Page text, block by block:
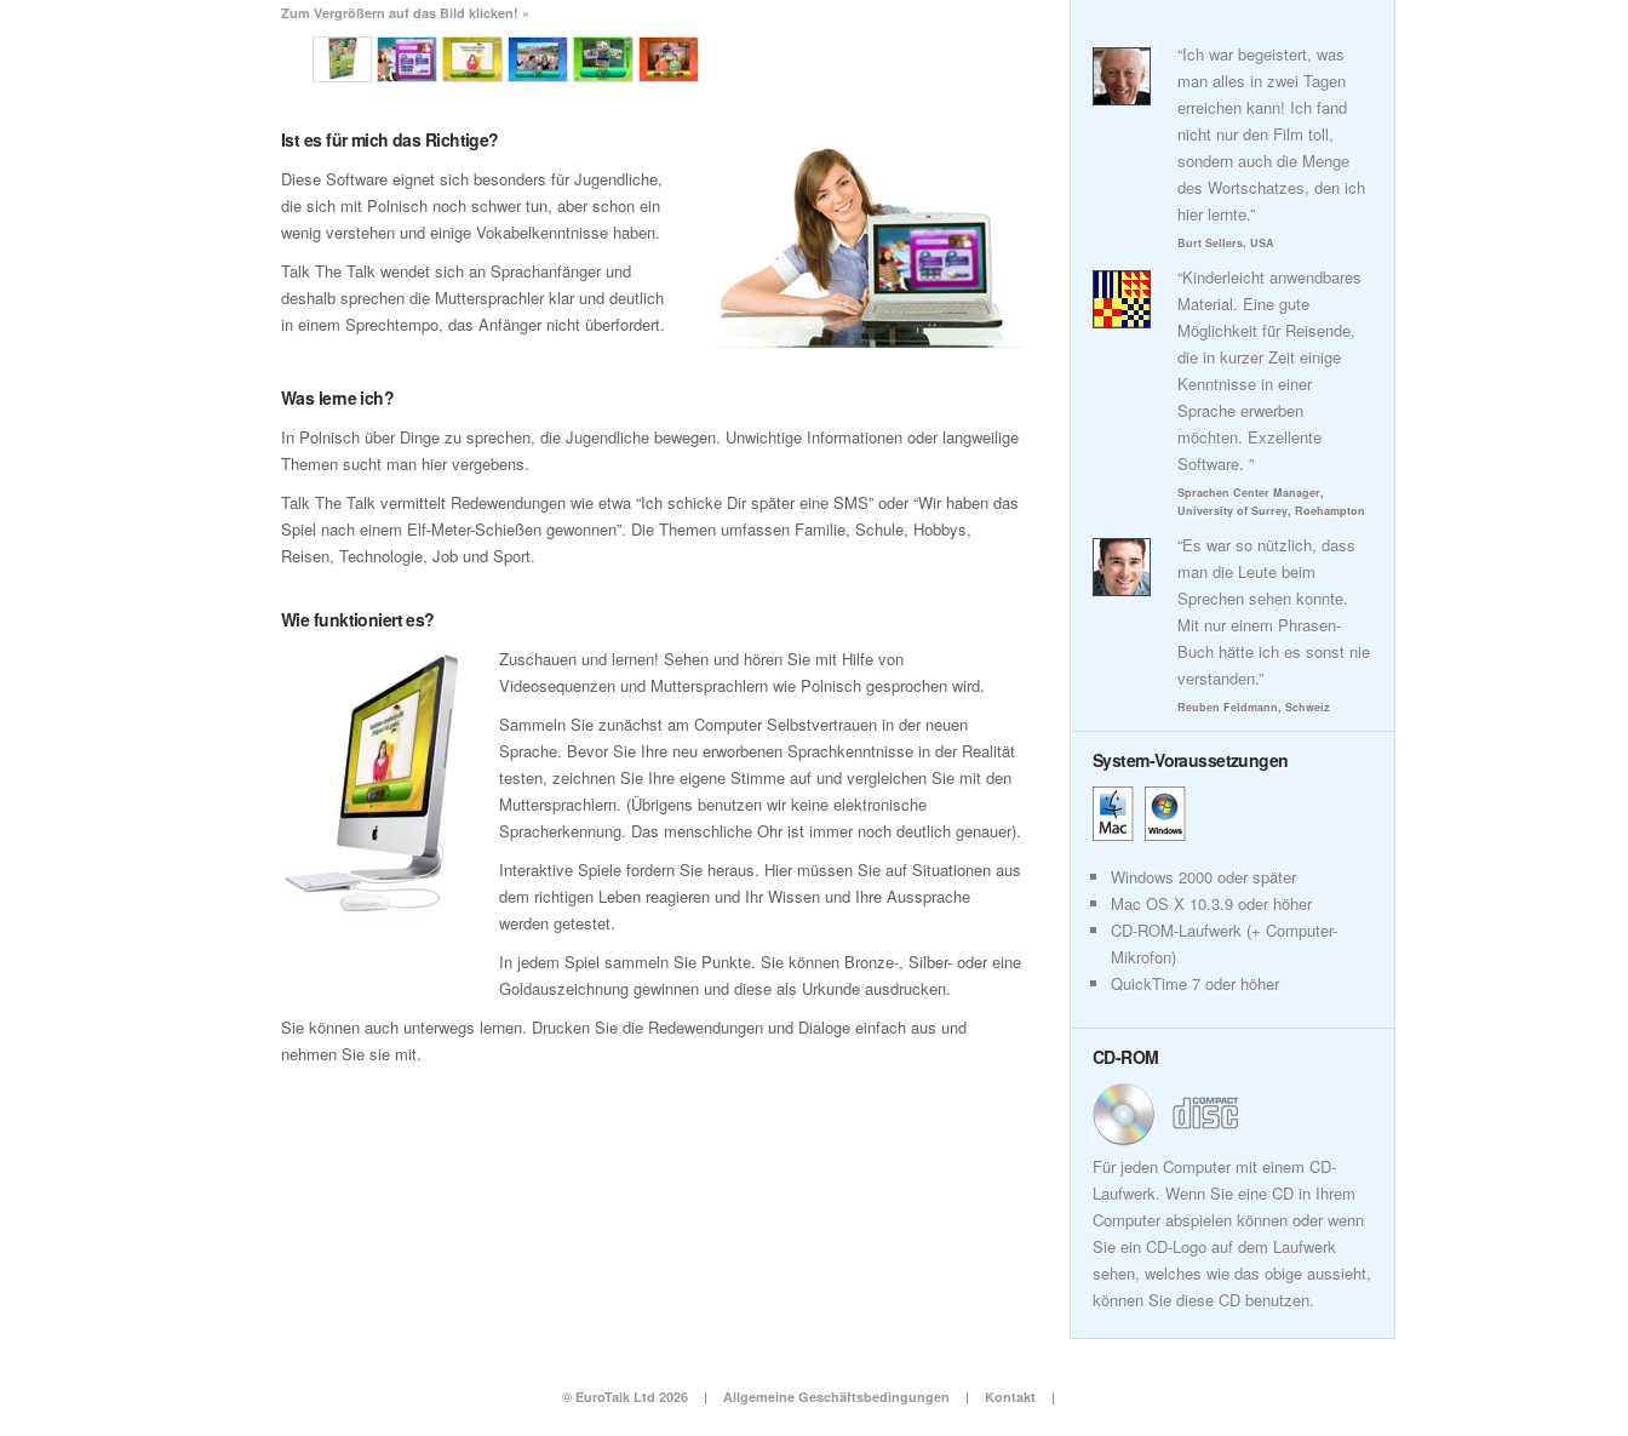
Zum Vergrößern auf das Bild klicken! »
Ist es für mich das Richtige?
Diese Software eignet sich besonders für Jugendliche,
die sich mit Polnisch noch schwer tun, aber schon ein
wenig verstehen und einige Vokabelkenntnisse haben.
Talk The Talk wendet sich an Sprachanfänger und
deshalb sprechen die Muttersprachler klar und deutlich
in einem Sprechtempo, das Anfänger nicht überfordert.
Was lerne ich?
In Polnisch über Dinge zu sprechen, die Jugendliche bewegen. Unwichtige Informationen oder langweilige
Themen sucht man hier vergebens.
Talk The Talk vermittelt Redewendungen wie etwa “Ich schicke Dir später eine SMS” oder “Wir haben das
Spiel nach einem Elf-Meter-Schießen gewonnen”. Die Themen umfassen Familie, Schule, Hobbys,
Reisen, Technologie, Job und Sport.
Wie funktioniert es?
Zuschauen und lernen! Sehen und hören Sie mit Hilfe von
Videosequenzen und Muttersprachlern wie Polnisch gesprochen wird.
Sammeln Sie zunächst am Computer Selbstvertrauen in der neuen
Sprache. Bevor Sie Ihre neu erworbenen Sprachkenntnisse in der Realität
testen, zeichnen Sie Ihre eigene Stimme auf und vergleichen Sie mit den
Muttersprachlern. (Übrigens benutzen wir keine elektronische
Spracherkennung. Das menschliche Ohr ist immer noch deutlich genauer).
Interaktive Spiele fordern Sie heraus. Hier müssen Sie auf Situationen aus
dem richtigen Leben reagieren und Ihr Wissen und Ihre Aussprache
werden getestet.
In jedem Spiel sammeln Sie Punkte. Sie können Bronze-, Silber- oder eine
Goldauszeichnung gewinnen und diese als Urkunde ausdrucken.
Sie können auch unterwegs lernen. Drucken Sie die Redewendungen und Dialoge einfach aus und
nehmen Sie sie mit.
“Ich war begeistert, was
man alles in zwei Tagen
erreichen kann! Ich fand
nicht nur den Film toll,
sondern auch die Menge
des Wortschatzes, den ich
hier lernte.”
Burt Sellers, USA
“Kinderleicht anwendbares
Material. Eine gute
Möglichkeit für Reisende,
die in kurzer Zeit einige
Kenntnisse in einer
Sprache erwerben
möchten. Exzellente
Software. ”
Sprachen Center Manager,
University of Surrey, Roehampton
“Es war so nützlich, dass
man die Leute beim
Sprechen sehen konnte.
Mit nur einem Phrasen-
Buch hätte ich es sonst nie
verstanden.”
Reuben Feldmann, Schweiz
System-Voraussetzungen
Windows 2000 oder später
Mac OS X 10.3.9 oder höher
CD-ROM-Laufwerk (+ Computer-
Mikrofon)
QuickTime 7 oder höher
CD-ROM
Für jeden Computer mit einem CD-
Laufwerk. Wenn Sie eine CD in Ihrem
Computer abspielen können oder wenn
Sie ein CD-Logo auf dem Laufwerk
sehen, welches wie das obige aussieht,
können Sie diese CD benutzen.
© EuroTalk Ltd 2026 | Allgemeine Geschäftsbedingungen | Kontakt |